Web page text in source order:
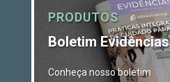
PRODUTOS
Boletim Evidências
Conheça nosso boletim